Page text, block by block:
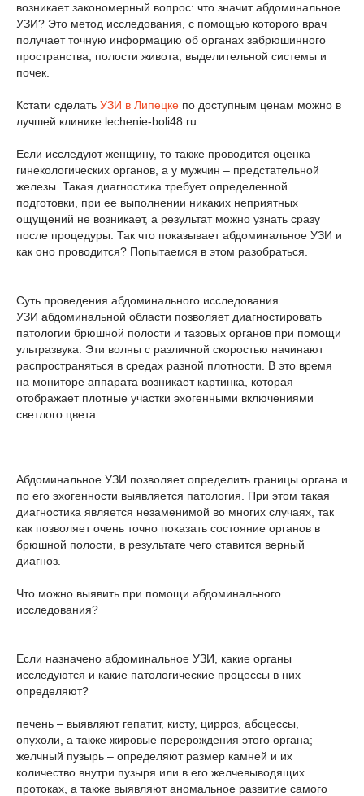
возникает закономерный вопрос: что значит абдоминальное
УЗИ? Это метод исследования, с помощью которого врач
получает точную информацию об органах забрюшинного
пространства, полости живота, выделительной системы и
почек.
Кстати сделать УЗИ в Липецке по доступным ценам можно в
лучшей клинике lechenie-boli48.ru .
Если исследуют женщину, то также проводится оценка
гинекологических органов, а у мужчин – предстательной
железы. Такая диагностика требует определенной
подготовки, при ее выполнении никаких неприятных
ощущений не возникает, а результат можно узнать сразу
после процедуры. Так что показывает абдоминальное УЗИ и
как оно проводится? Попытаемся в этом разобраться.
Суть проведения абдоминального исследования
УЗИ абдоминальной области позволяет диагностировать
патологии брюшной полости и тазовых органов при помощи
ультразвука. Эти волны с различной скоростью начинают
распространяться в средах разной плотности. В это время
на мониторе аппарата возникает картинка, которая
отображает плотные участки эхогенными включениями
светлого цвета.
Абдоминальное УЗИ позволяет определить границы органа и
по его эхогенности выявляется патология. При этом такая
диагностика является незаменимой во многих случаях, так
как позволяет очень точно показать состояние органов в
брюшной полости, в результате чего ставится верный
диагноз.
Что можно выявить при помощи абдоминального
исследования?
Если назначено абдоминальное УЗИ, какие органы
исследуются и какие патологические процессы в них
определяют?
печень – выявляют гепатит, кисту, цирроз, абсцессы,
опухоли, а также жировые перерождения этого органа;
желчный пузырь – определяют размер камней и их
количество внутри пузыря или в его желчевыводящих
протоках, а также выявляют аномальное развитие самого